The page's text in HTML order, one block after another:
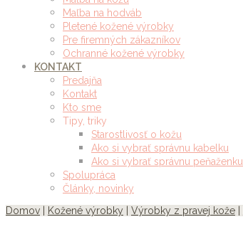
Maľba na hodváb
Pletené kožené výrobky
Pre firemných zákazníkov
Ochranné kožené výrobky
KONTAKT
Predajňa
Kontakt
Kto sme
Tipy, triky
Starostlivosť o kožu
Ako si vybrať správnu kabelku
Ako si vybrať správnu peňaženku
Spolupráca
Články, novinky
Domov
Kožené výrobky Výrobky z pravej kože